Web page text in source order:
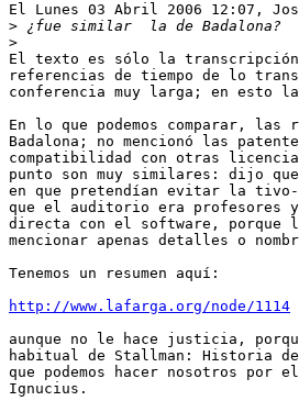
El Lunes 03 Abril 2006 12:07,
>
>
El texto es sólo la
referencias de tiempo de lo
conferencia muy larga; en esto
En lo que podemos comparar,
Badalona; no mencionó las
compatibilidad con otras
punto son muy similares: dijo
en que pretendían evitar la
que el auditorio era profesores
directa con el software, porque
mencionar apenas detalles o
Tenemos un resumen aquí:
http://www.lafarga.org/node/1114
aunque no le hace justicia,
habitual de Stallman: Historia
que podemos hacer nosotros
Ignucius.